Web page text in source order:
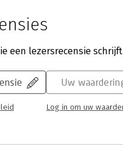
een lezersrecensie
Uw
Log in om uw